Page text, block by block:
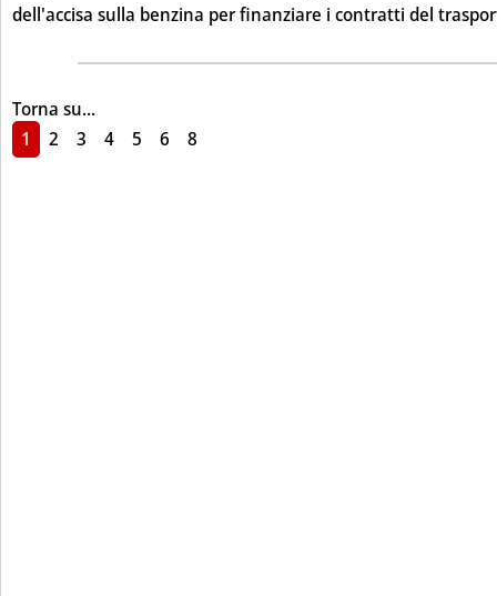
dell'accisa sulla benzina per finanziare i contratti del
Torna su...
1
2 3 4 5 6 8